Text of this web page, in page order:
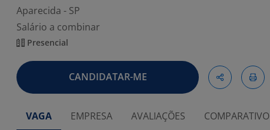
Aparecida - SP
Salário a combinar
Presencial
CANDIDATAR-ME
VAGA EMPRESA AVALIAÇÕES COMPARATIVO